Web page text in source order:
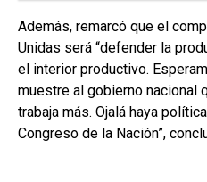
Además, remarcó que el
Unidas será “defender la
el interior productivo.
muestre al gobierno nacional
trabaja más. Ojalá haya
Congreso de la Nación”,